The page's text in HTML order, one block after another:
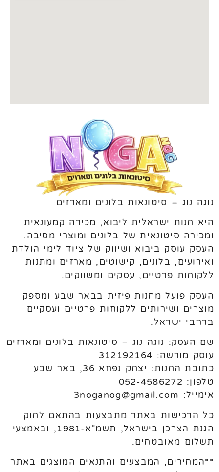
נוגה נוג – סיטונאות בלונים ומארזים
היא חנות ישראלית ליבוא, מכירה קמעונאית
ומכירה סיטונאית של בלונים ומוצרי מסיבה.
העסק עוסק ביבוא ושיווק של ציוד לימי הולדת
ואירועים, בלונים, קישוטים, מארזים ומתנות
ללקוחות פרטיים, עסקים ומשווקים.
העסק פועל מחנות פיזית בבאר שבע ומספק
מוצרים ושירותים ללקוחות פרטיים ועסקיים
ברחבי ישראל.
שם העסק: נוגה נוג – סיטונאות בלונים ומארזים
עוסק מורשה: 312192164
כתובת החנות: יצחק נפחא 36, באר שבע
טלפון: 052-4586272
אימייל: 3noganog@gmail.com
כל הרכישות באתר מתבצעות בהתאם לחוק
הגנת הצרכן בישראל, תשמ"א-1981, ובאמצעי
תשלום מאובטחים.
**המחירים, המבצעים והתנאים המוצגים באתר